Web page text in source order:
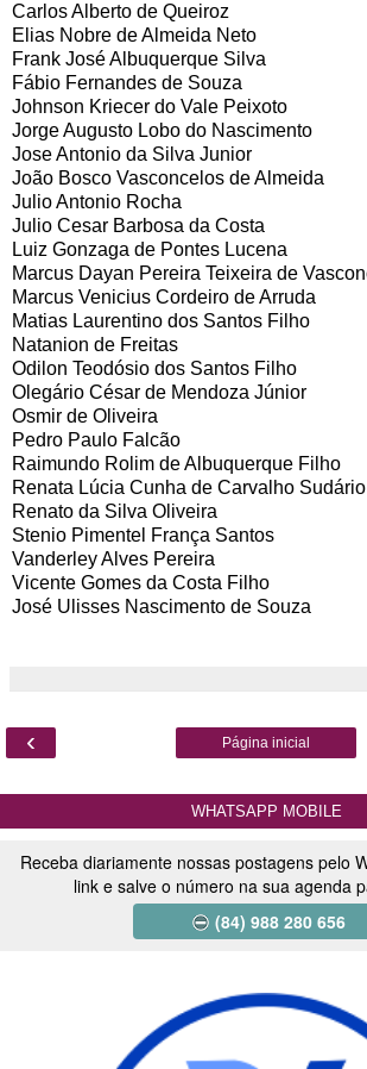
Carlos Alberto de Queiroz
Elias Nobre de Almeida Neto
Frank José Albuquerque Silva
Fábio Fernandes de Souza
Johnson Kriecer do Vale Peixoto
Jorge Augusto Lobo do Nascimento
Jose Antonio da Silva Junior
João Bosco Vasconcelos de Almeida
Julio Antonio Rocha
Julio Cesar Barbosa da Costa
Luiz Gonzaga de Pontes Lucena
Marcus Dayan Pereira Teixeira de
Marcus Venicius Cordeiro de Arruda
Matias Laurentino dos Santos Filho
Natanion de Freitas
Odilon Teodósio dos Santos Filho
Olegário César de Mendoza Júnior
Osmir de Oliveira
Pedro Paulo Falcão
Raimundo Rolim de Albuquerque Filho
Renata Lúcia Cunha de Carvalho
Renato da Silva Oliveira
Stenio Pimentel França Santos
Vanderley Alves Pereira
Vicente Gomes da Costa Filho
José Ulisses Nascimento de Souza
‹ Página inicial
WHATSAPP MOBILE
Receba diariamente nossas postagens pelo
link e salve o número na sua agenda
(84) 988 280 656